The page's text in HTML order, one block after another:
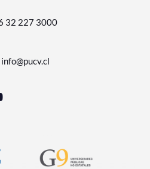
32 227 3000
info@pucv.cl